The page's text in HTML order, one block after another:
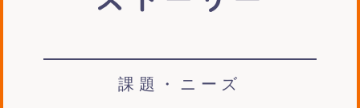
課題・ニーズ